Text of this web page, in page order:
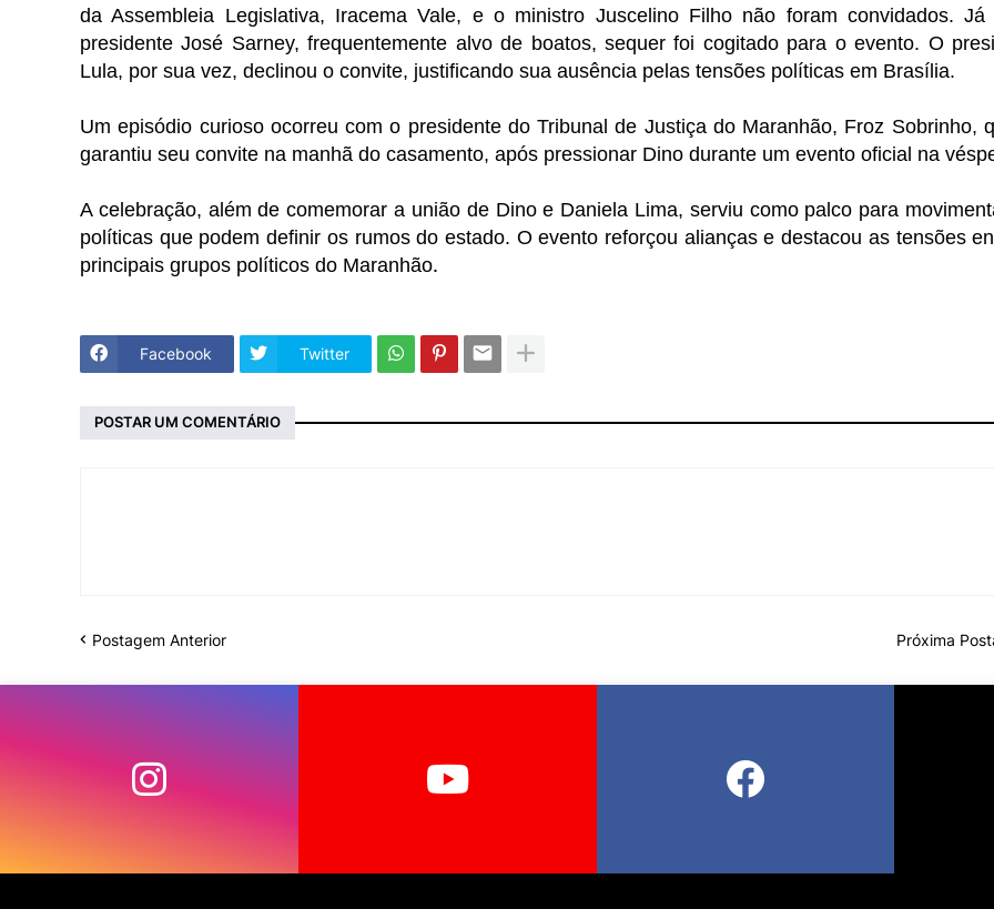
da Assembleia Legislativa, Iracema Vale, e o ministro Juscelino Filho não foram convidados.
presidente José Sarney, frequentemente alvo de boatos, sequer foi cogitado para o evento. O
Lula, por sua vez, declinou o convite, justificando sua ausência pelas tensões políticas em Brasília.
Um episódio curioso ocorreu com o presidente do Tribunal de Justiça do Maranhão, Froz Sobrinho,
garantiu seu convite na manhã do casamento, após pressionar Dino durante um evento oficial na
A celebração, além de comemorar a união de Dino e Daniela Lima, serviu como palco para
políticas que podem definir os rumos do estado. O evento reforçou alianças e destacou as tensões
principais grupos políticos do Maranhão.
Facebook Twitter
POSTAR UM COMENTÁRIO
Postagem Anterior Próxima